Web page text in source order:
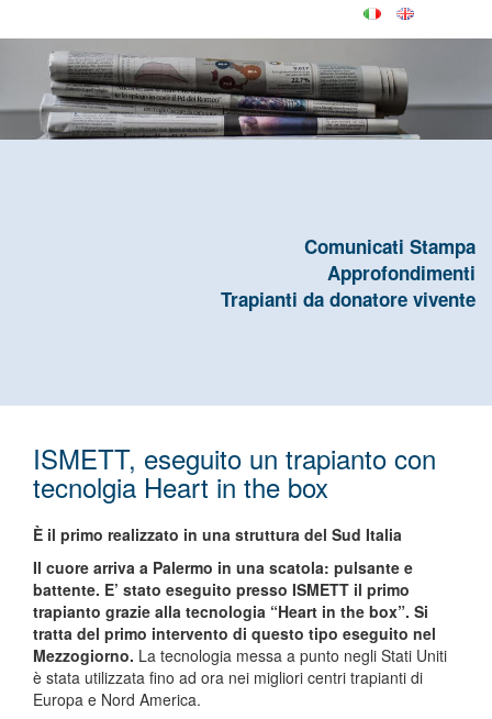
Comunicati Stampa
Approfondimenti
Trapianti da donatore vivente
ISMETT, eseguito un trapianto con
tecnolgia Heart in the box
È il primo realizzato in una struttura del Sud Italia
Il cuore arriva a Palermo in una scatola: pulsante e
battente. E’ stato eseguito presso ISMETT il primo
trapianto grazie alla tecnologia “Heart in the box”. Si
tratta del primo intervento di questo tipo eseguito nel
Mezzogiorno. La tecnologia messa a punto negli Stati Uniti
è stata utilizzata fino ad ora nei migliori centri trapianti di
Europa e Nord America.